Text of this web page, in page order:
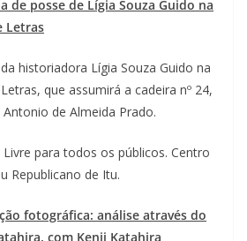
de posse de Lígia Souza Guido na
Letras
historiadora Lígia Souza Guido na
que assumirá a cadeira nº 24,
de Almeida Prado.
Livre para todos os públicos. Centro
Republicano de Itu.
fotográfica: análise através do
com Kenji Katahira